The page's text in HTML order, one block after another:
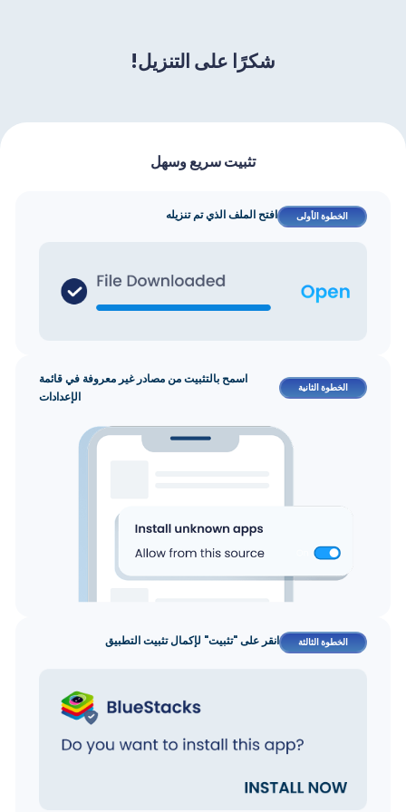
شكرًا على التنزيل!
تثبيت سريع وسهل
الخطوة الأولى افتح الملف الذي تم تنزيله
الخطوة الثانية
اسمح بالتثبيت من مصادر غير معروفة في قائمة
الإعدادات
الخطوة الثالثة انقر على "تثبيت" لإكمال تثبيت التطبيق